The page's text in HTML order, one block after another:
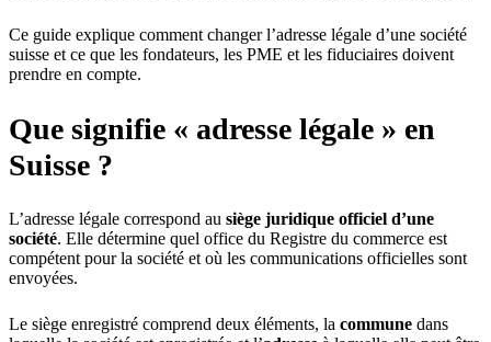
Ce guide explique comment changer l’adresse légale d’une société
suisse et ce que les fondateurs, les PME et les fiduciaires doivent
prendre en compte.
Que signifie « adresse légale » en
Suisse ?
L’adresse légale correspond au siège juridique officiel d’une
société. Elle détermine quel office du Registre du commerce est
compétent pour la société et où les communications officielles sont
envoyées.
Le siège enregistré comprend deux éléments, la commune dans